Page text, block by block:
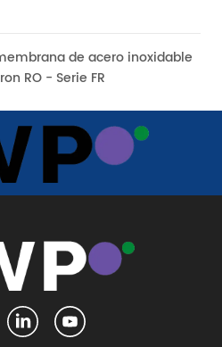
de acero inoxidable
RO - Serie FR